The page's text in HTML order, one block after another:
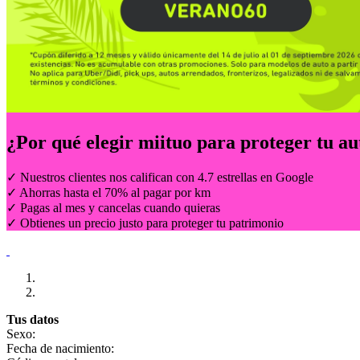
¿Por qué elegir miituo para proteger tu
✓ Nuestros clientes nos califican con 4.7 estrellas en Google
✓ Ahorras hasta el 70% al pagar por km
✓ Pagas al mes y cancelas cuando quieras
✓ Obtienes un precio justo para proteger tu patrimonio
Tus datos
Sexo:
Fecha de nacimiento: